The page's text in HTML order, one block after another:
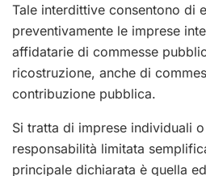
Tale interdittive consentono di
preventivamente le imprese
affidatarie di commesse
ricostruzione, anche di
contribuzione pubblica.
Si tratta di imprese individuali
responsabilità limitata
principale dichiarata è quella